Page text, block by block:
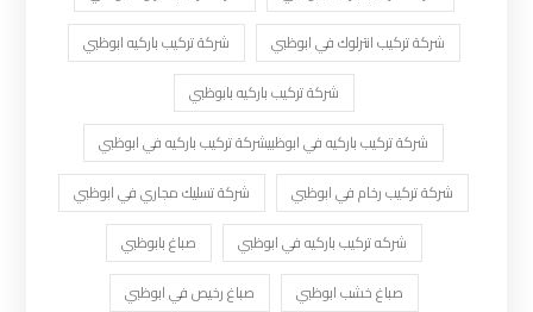
شركة تركيب انترلوك في ابوظبي
شركة تركيب باركيه ابوظبي
شركة تركيب باركيه بابوظبي
شركة تركيب باركيه في ابوظبيشركة تركيب باركيه في ابوظبي
شركة تركيب رخام في ابوظبي
شركة تسليك مجاري في ابوظبي
شركه تركيب باركيه في ابوظبي
صباغ بابوظبي
صباغ خشب ابوظبي
صباغ رخيص في ابوظبي